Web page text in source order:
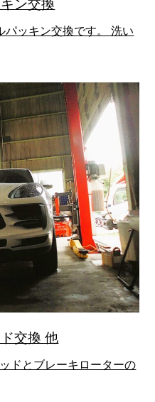
ン交換
ッキン交換です。 洗い
交換 他
ドとブレーキローターの